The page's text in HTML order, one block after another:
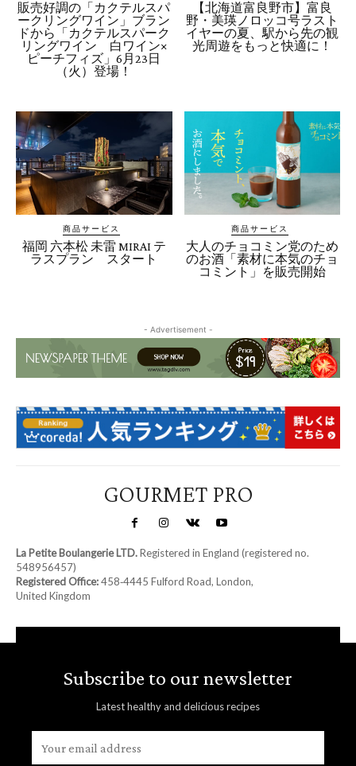
販売好調の「カクテルスパ
ークリングワイン」ブラン
ドから「カクテルスパーク
リングワイン 白ワイン×
ピーチフィズ」6月23日
（火）登場！
【北海道富良野市】富良
野・美瑛ノロッコ号ラスト
イヤーの夏、駅から先の観
光周遊をもっと快適に！
商品サービス
福岡 六本松 未雷 MIRAI テ
ラスプラン スタート
商品サービス
大人のチョコミン党のため
のお酒「素材に本気のチョ
コミント」を販売開始
- Advertisement -
GOURMET PRO
La Petite Boulangerie LTD.Registered in England (registered no.
548956457)
Registered Office:458‑4445 Fulford Road, London,
United Kingdom
Subscribe to our newsletter
Latest healthy and delicious recipes